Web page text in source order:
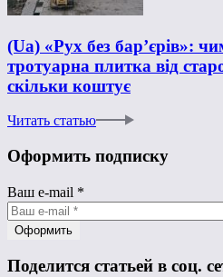
(Ua) «Рух без бар’єрів»:
тротуарна плитка від
скільки коштує
Читать статью
Оформить подписку
Ваш e-mail *
Поделится статьей в соц.